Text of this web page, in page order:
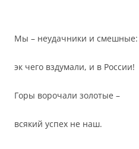
Мы – неудачники и смешные:
эк чего вздумали, и в России!
Горы ворочали золотые –
всякий успех не наш.